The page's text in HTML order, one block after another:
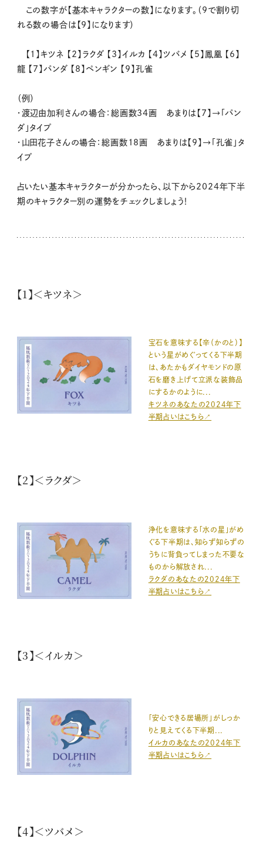
この数字が【基本キャラクターの数】になります。（9で割り切
れる数の場合は【9】になります）
【1】キツネ 【2】ラクダ 【3】イルカ 【4】ツバメ 【5】鳳凰 【6】
龍 【7】パンダ 【8】ペンギン 【9】孔雀
（例）
・渡辺由加利さんの場合：総画数34画 あまりは【7】→「パン
ダ」タイプ
・山田花子さんの場合：総画数18画 あまりは【9】→「孔雀」タ
イプ
占いたい基本キャラクターが分かったら、以下から2024年下半
期のキャラクター別の運勢をチェックしましょう！
【1】＜キツネ＞
宝石を意味する【辛（かのと）】
という星がめぐってくる下半期
は、あたかもダイヤモンドの原
石を磨き上げて立派な装飾品
にするかのように...
キツネのあなたの2024年下
半期占いはこちら↗️
【2】＜ラクダ＞
浄化を意味する「水の星」がめ
ぐる下半期は、知らず知らずの
うちに背負ってしまった不要な
ものから解放され...
ラクダのあなたの2024年下
半期占いはこちら↗️
【3】＜イルカ＞
「安心できる居場所」がしっか
りと見えてくる下半期...
イルカのあなたの2024年下
半期占いはこちら↗️
【4】＜ツバメ＞